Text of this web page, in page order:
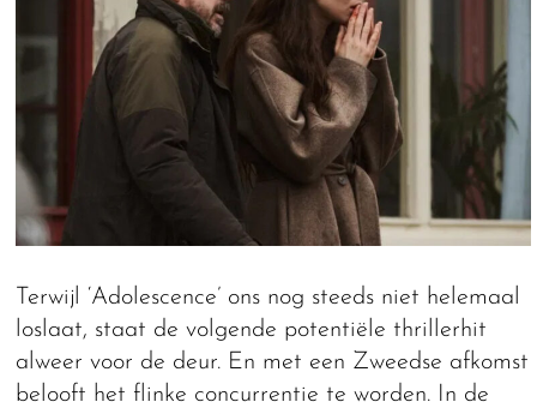
Terwijl ‘Adolescence’ ons nog steeds niet helemaal
loslaat, staat de volgende potentiële thrillerhit
alweer voor de deur. En met een Zweedse afkomst
belooft het flinke concurrentie te worden. In de